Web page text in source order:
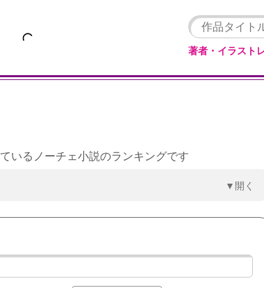
著者・イラスト
いるノーチェ小説のランキングです
▼開く